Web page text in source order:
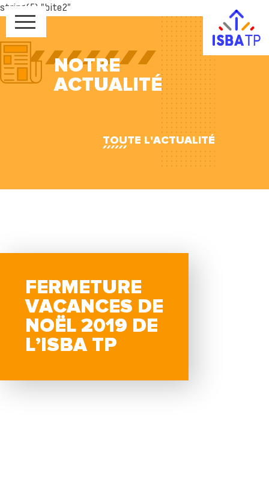
string(5) "bite2"
NOTRE
ACTUALITÉ
TOUTE L'ACTUALITÉ
FERMETURE
VACANCES DE
NOËL 2019 DE
L’ISBA TP